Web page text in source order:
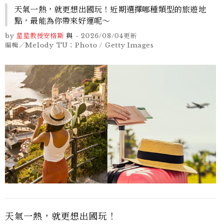
天氣一熱，就更想出國玩！近期選擇哪種類型的旅遊地
點，最能為你帶來好運呢～
by 星星教授安格斯 與 -2026/08/04更新
編輯／Melody TU；Photo / Getty Images
天氣一熱，就更想出國玩！